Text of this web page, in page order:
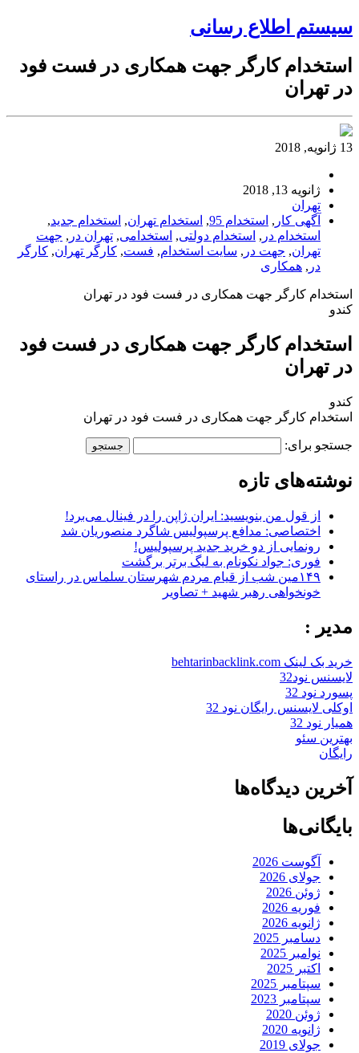
سیستم اطلاع رسانی
استخدام کارگر جهت همکاری در فست فود
در تهران
13 ژانویه, 2018
ژانویه 13, 2018
تهران
آگهی کار , استخدام 95 , استخدام تهران, استخدام جدید,
استخدام در , استخدام دولتی, استخدامی, تهران در , جهت
تهران, جهت در , سایت استخدام, فست, کارگر تهران, کارگر
در , همکاری
استخدام کارگر جهت همکاری در فست فود در تهران
کندو
استخدام کارگر جهت همکاری در فست فود
در تهران
کندو
استخدام کارگر جهت همکاری در فست فود در تهران
جستجو برای:
نوشته‌های تازه
از قول من بنویسید: ایران ژاپن را در فینال می‌برد!
اختصاصی: مدافع پرسپولیس شاگرد منصوریان شد
رونمایی از دو خرید جدید پرسپولیس!
فوری: جواد نکونام به لیگ برتر برگشت
۱۴۹مین شب از قیام مردم شهرستان سلماس در راستای
خونخواهی رهبر شهید + تصاویر
مدیر :
خرید بک لینک behtarinbacklink.com
لایسنس نود32
پسورد نود 32
اوکلی لایسنس رایگان نود 32
همیار نود 32
بهترین سئو
رایگان
آخرین دیدگاه‌ها
بایگانی‌ها
آگوست 2026
جولای 2026
ژوئن 2026
فوریه 2026
ژانویه 2026
دسامبر 2025
نوامبر 2025
اکتبر 2025
سپتامبر 2025
سپتامبر 2023
ژوئن 2020
ژانویه 2020
جولای 2019